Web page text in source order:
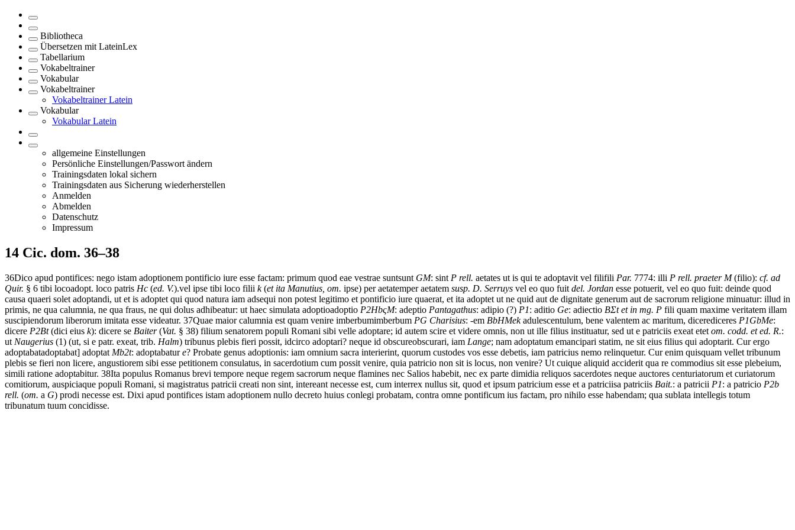
Bibliotheca
Übersetzen mit LateinLex
Tabellarium
Vokabeltrainer
Vokabular
Vokabeltrainer
Vokabeltrainer Latein
Vokabular
Vokabular Latein
allgemeine Einstellungen
Persönliche Einstellungen/Passwort ändern
Trainingsdaten lokal sichern
Trainingsdaten aus Sicherung wiederherstellen
Anmelden
Abmelden
Datenschutz
Impressum
14 Cic. dom. 36–38
36Dico apud pontifices: nego istam adoptionem pontificio iure esse factam: primum quod eae vestrae suntsunt GM: sint P rell. aetates ut is qui te adoptavit vel filifili Par. 7774: illi P rell. praeter M(filio): cf. ad
Quir. § 6 tibi locoadopt. loco patris Hc (ed. V.).vel ipse tibi loco filii k(et ita Manutius, om. ipse) per aetatemper aetatem susp. D. Serruys vel eo quo fuit del. Jordan esse potuerit, vel eo quo fuit: deinde quod
causa quaeri solet adoptandi, ut et is adoptet qui quod natura iam adsequi non potest legitimo et pontificio iure quaerat, et ita adoptet ut ne quid aut de dignitate generum aut de sacrorum religione minuatur: illud in
primis, ne qua calumnia, ne qua fraus, ne qui dolus adhibeatur: ut haec simulata adoptioadoptio P2HbςM: adeptio Pantagathus: adipio (?) P1: aditio Ge: adiectio BΣt et in mg. P fili quam maxime veritatem illam
suscipiendorum liberorum imitata esse videatur. 37Quae maior calumnia est quam venire imberbumimberbum PG Charisius: -em BbHMek adulescentulum, bene valentem ac maritum, dicerediceres P1GbMe:
dicere P2Bt(dici eius k): dicere se Baiter(Vat. § 38) filium senatorem populi Romani sibi velle adoptare; id autem scire et videre omnis, non ut ille filius instituatur, sed ut e patriciis exeat etet om. codd. et ed. R.:
ut Naugerius (1) (ut, si e patr. exeat, trib. Halm) tribunus plebis fieri possit, idcirco adoptari? neque id obscureobscurari, iam Lange; nam adoptatum emancipari statim, ne sit eius filius qui adoptarit. Cur ergo
adoptabatadoptabat] adoptat Mb2t: adoptabature? Probate genus adoptionis: iam omnium sacra interierint, quorum custodes vos esse debetis, iam patricius nemo relinquetur. Cur enim quisquam vellet tribunum
plebis se fieri non licere, angustiorem sibi esse petitionem consulatus, in sacerdotium cum possit venire, quia patricio non sit is locus, non venire? Ut cuique aliquid acciderit qua re commodius sit esse plebeium,
simili ratione adoptabitur. 38Ita populus Romanus brevi tempore neque regem sacrorum neque flamines nec Salios habebit, nec ex parte dimidia reliquos sacerdotes neque auctores centuriatorum et curiatorum
comitiorum, auspiciaque populi Romani, si magistratus patricii creati non sint, intereant necesse est, cum interrex nullus sit, quod et ipsum patricium esse et a patriciisa patriciis Bait.: a patricii P1: a patricio P2b
rell. (om. a G) prodi necesse est. Dixi apud pontifices istam adoptionem nullo decreto huius conlegi probatam, contra omne pontificum ius factam, pro nihilo esse habendam; qua sublata intellegis totum
tribunatum tuum concidisse.